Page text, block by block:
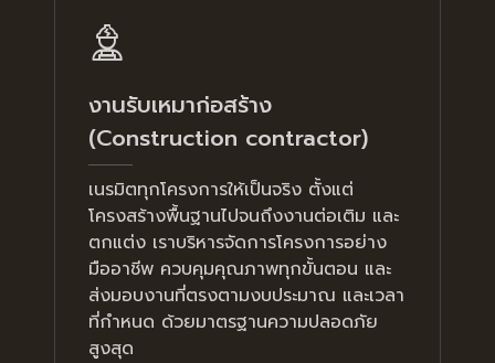
งานรับเหมาก่อสร้าง
(Construction contractor)
เนรมิตทุกโครงการให้เป็นจริง ตั้งแต่
โครงสร้างพื้นฐานไปจนถึงงานต่อเติม และ
ตกแต่ง เราบริหารจัดการโครงการอย่าง
มืออาชีพ ควบคุมคุณภาพทุกขั้นตอน และ
ส่งมอบงานที่ตรงตามงบประมาณ และเวลา
ที่กำหนด ด้วยมาตรฐานความปลอดภัย
สูงสุด